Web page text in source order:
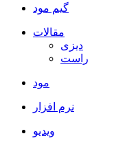
گیم مود
مقالات
دیزی
راست
مود
نرم افزار
ویدیو